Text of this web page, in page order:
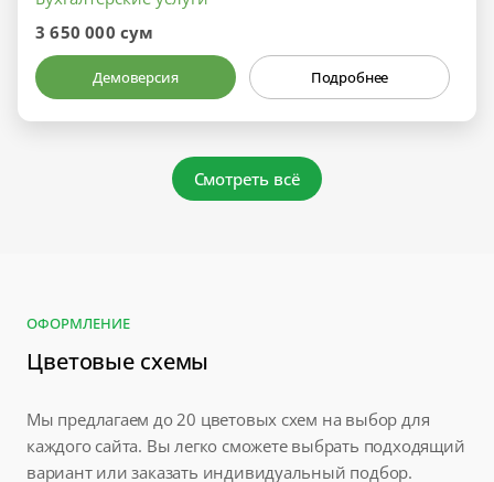
3 650 000 сум
Демоверсия Подробнее
Смотреть всё
ОФОРМЛЕНИЕ
Цветовые схемы
Мы предлагаем до 20 цветовых схем на выбор для
каждого сайта. Вы легко сможете выбрать подходящий
вариант или заказать индивидуальный подбор.